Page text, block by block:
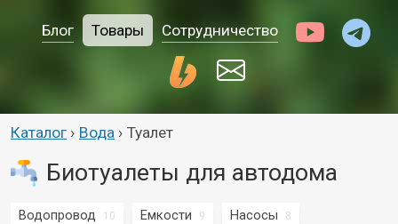
Блог Товары Сотрудничество
Каталог › Вода › Туалет
Биотуалеты для автодома
Водопровод 10 Емкости 9 Насосы 8